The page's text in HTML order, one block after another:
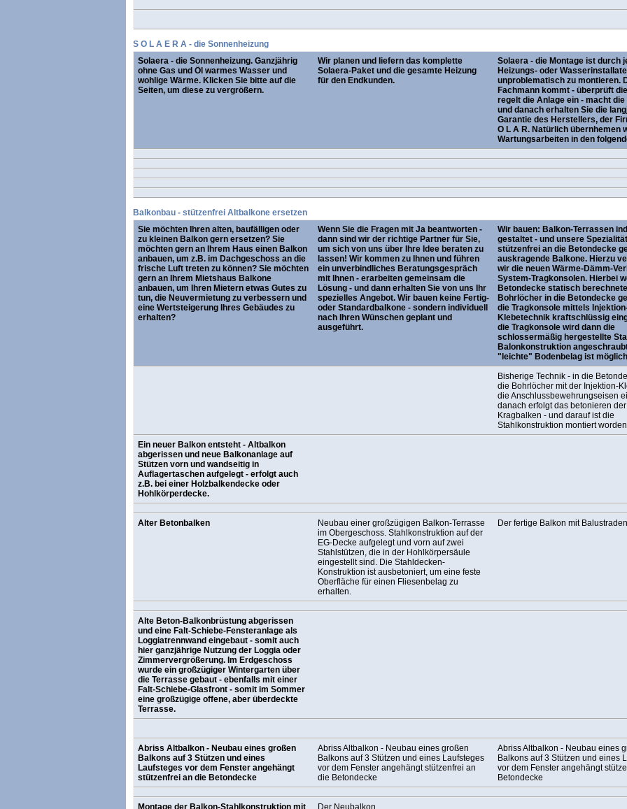
S O L A E R A - die Sonnenheizung
Solaera - die Sonnenheizung. Ganzjährig
ohne Gas und Öl warmes Wasser und
wohlige Wärme. Klicken Sie bitte auf die
Seiten, um diese zu vergrößern.
Wir planen und liefern das komplette
Solaera-Paket und die gesamte Heizung
für den Endkunden.
Solaera - die Montage ist durch
Heizungs- oder
unproblematisch zu montieren.
Fachmann kommt - überprüft
regelt die Anlage ein - macht die
und danach erhalten Sie die
Garantie des Herstellers, der
O L A R. Natürlich übernhemen
Wartungsarbeiten in den
Balkonbau - stützenfrei Altbalkone ersetzen
Sie möchten Ihren alten, baufälligen oder
zu kleinen Balkon gern ersetzen? Sie
möchten gern an Ihrem Haus einen Balkon
anbauen, um z.B. im Dachgeschoss an die
frische Luft treten zu können? Sie möchten
gern an Ihrem Mietshaus Balkone
anbauen, um Ihren Mietern etwas Gutes zu
tun, die Neuvermietung zu verbessern und
eine Wertsteigerung Ihres Gebäudes zu
erhalten?
Wenn Sie die Fragen mit Ja beantworten -
dann sind wir der richtige Partner für Sie,
um sich von uns über Ihre Idee beraten zu
lassen! Wir kommen zu Ihnen und führen
ein unverbindliches Beratungsgespräch
mit Ihnen - erarbeiten gemeinsam die
Lösung - und dann erhalten Sie von uns Ihr
spezielles Angebot. Wir bauen keine Fertig-
oder Standardbalkone - sondern individuell
nach Ihren Wünschen geplant und
ausgeführt.
Wir bauen: Balkon-Terrassen
gestaltet - und unsere
stützenfrei an die Betondecke
auskragende Balkone. Hierzu
wir die neuen Wärme-Dämm-
System-Tragkonsolen. Hierbei
Betondecke statisch
Bohrlöcher in die Betondecke
die Tragkonsole mittels
Klebetechnik kraftschlüssig
die Tragkonsole wird dann die
schlossermäßig hergestellte
Balonkonstruktion
"leichte" Bodenbelag ist
Bisherige Technik - in die
die Bohrlöcher mit der Injektion-
die Anschlussbewehrungseisen
danach erfolgt das betonieren
Kragbalken - und darauf ist die
Stahlkonstruktion montiert
Ein neuer Balkon entsteht - Altbalkon
abgerissen und neue Balkonanlage auf
Stützen vorn und wandseitig in
Auflagertaschen aufgelegt - erfolgt auch
z.B. bei einer Holzbalkendecke oder
Hohlkörperdecke.
Alter Betonbalken
Neubau einer großzügigen Balkon-Terrasse
im Obergeschoss. Stahlkonstruktion auf der
EG-Decke aufgelegt und vorn auf zwei
Stahlstützen, die in der Hohlkörpersäule
eingestellt sind. Die Stahldecken-
Konstruktion ist ausbetoniert, um eine feste
Oberfläche für einen Fliesenbelag zu
erhalten.
Der fertige Balkon mit
Alte Beton-Balkonbrüstung abgerissen
und eine Falt-Schiebe-Fensteranlage als
Loggiatrennwand eingebaut - somit auch
hier ganzjährige Nutzung der Loggia oder
Zimmervergrößerung. Im Erdgeschoss
wurde ein großzügiger Wintergarten über
die Terrasse gebaut - ebenfalls mit einer
Falt-Schiebe-Glasfront - somit im Sommer
eine großzügige offene, aber überdeckte
Terrasse.
Abriss Altbalkon - Neubau eines großen
Balkons auf 3 Stützen und eines
Laufsteges vor dem Fenster angehängt
stützenfrei an die Betondecke
Abriss Altbalkon - Neubau eines großen
Balkons auf 3 Stützen und eines Laufsteges
vor dem Fenster angehängt stützenfrei an
die Betondecke
Abriss Altbalkon - Neubau eines
Balkons auf 3 Stützen und eines
vor dem Fenster angehängt
Betondecke
Montage der Balkon-Stahlkonstruktion mit Der Neubalkon